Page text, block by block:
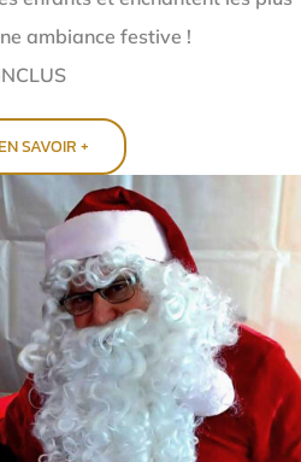
ambiance festive !
SAVOIR +